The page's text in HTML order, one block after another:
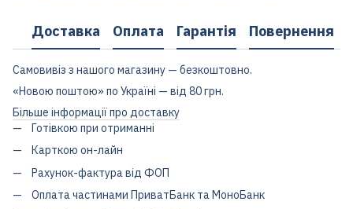
Доставка Оплата Гарантія Повернення
Самовивіз з нашого магазину — безкоштовно.
«Новою поштою» по Україні — від 80 грн.
Більше інформації про доставку
Готівкою при отриманні
Карткою он-лайн
Рахунок-фактура від ФОП
Оплата частинами ПриватБанк та МоноБанк